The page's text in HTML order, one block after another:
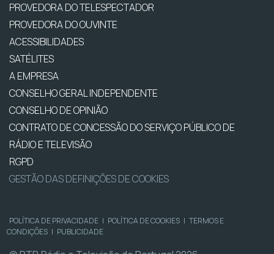
PROVEDORA DO TELESPECTADOR
PROVEDORA DO OUVINTE
ACESSIBILIDADES
SATÉLITES
A EMPRESA
CONSELHO GERAL INDEPENDENTE
CONSELHO DE OPINIÃO
CONTRATO DE CONCESSÃO DO SERVIÇO PÚBLICO DE
RÁDIO E TELEVISÃO
RGPD
GESTÃO DAS DEFINIÇÕES DE COOKIES
POLÍTICA DE PRIVACIDADE | POLÍTICA DE COOKIES | TERMOS E
CONDIÇÕES | PUBLICIDADE